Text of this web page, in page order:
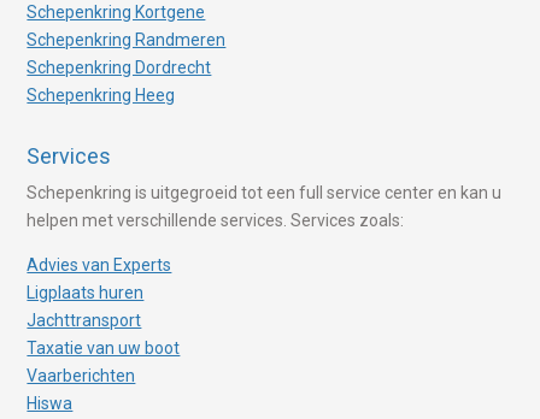
Schepenkring Kortgene
Schepenkring Randmeren
Schepenkring Dordrecht
Schepenkring Heeg
Services
Schepenkring is uitgegroeid tot een full service center en kan u
helpen met verschillende services. Services zoals:
Advies van Experts
Ligplaats huren
Jachttransport
Taxatie van uw boot
Vaarberichten
Hiswa